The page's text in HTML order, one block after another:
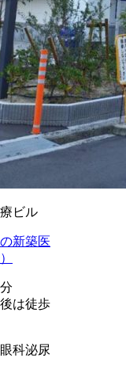
ビル
新築医
は徒歩
眼科泌尿